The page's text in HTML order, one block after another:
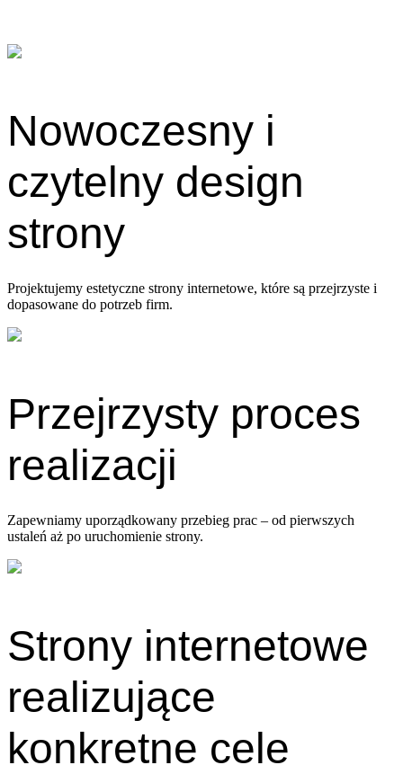
Nowoczesny i
czytelny design
strony
Projektujemy estetyczne strony internetowe, które są przejrzyste i
dopasowane do potrzeb firm.
Przejrzysty proces
realizacji
Zapewniamy uporządkowany przebieg prac – od pierwszych
ustaleń aż po uruchomienie strony.
Strony internetowe
realizujące
konkretne cele